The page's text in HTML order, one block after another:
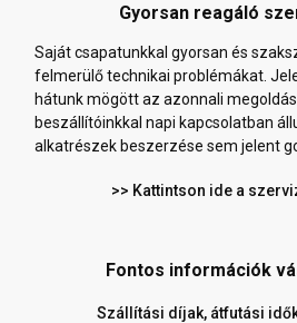
Gyorsan reagáló
Saját csapatunkkal gyorsan és
felmerülő technikai problémákat.
hátunk mögött az azonnali
beszállítóinkkal napi kapcsolatban
alkatrészek beszerzése sem jelent
>> Kattintson ide a
Fontos információk
Szállítási díjak, átfutási